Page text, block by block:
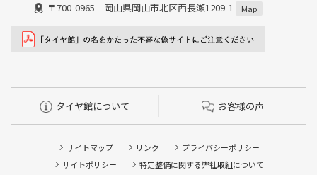
〒700-0965 岡山県岡山市北区西長瀬1209-1
Map
タイヤ館について お客様の声
サイトマップ リンク
プライバシーポリシー
サイトポリシー
特定整備に関する弊社取組について